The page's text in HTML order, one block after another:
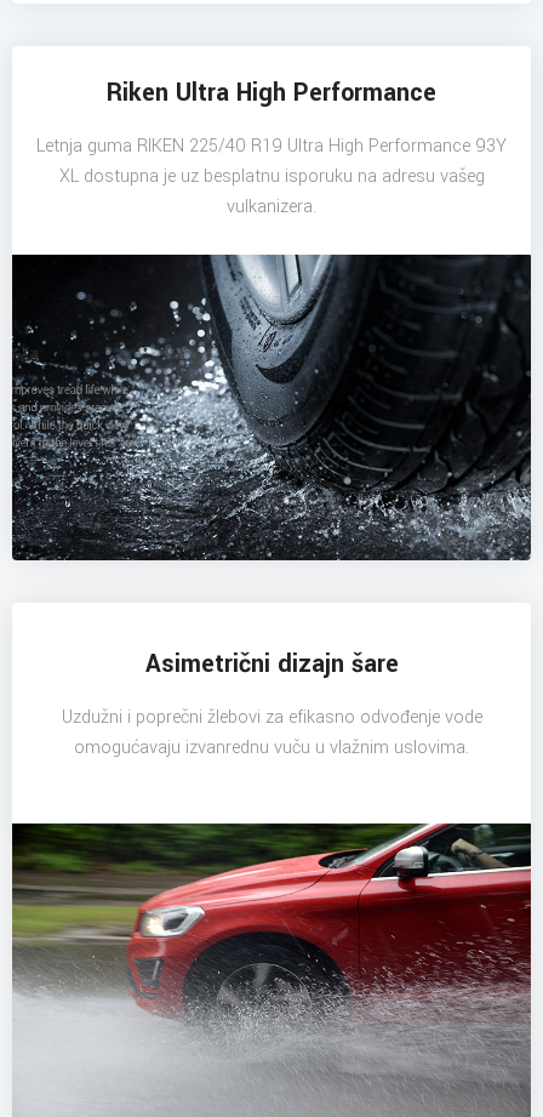
Riken Ultra High Performance
Letnja guma RIKEN 225/40 R19 Ultra High Performance 93Y
XL dostupna je uz besplatnu isporuku na adresu vašeg
vulkanizera.
Asimetrični dizajn šare
Uzdužni i poprečni žlebovi za efikasno odvođenje vode
omogućavaju izvanrednu vuču u vlažnim uslovima.